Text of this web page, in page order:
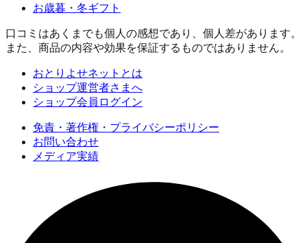
お歳暮・冬ギフト
口コミはあくまでも個人の感想であり、個人差があります。
また、商品の内容や効果を保証するものではありません。
おとりよせネットとは
ショップ運営者さまへ
ショップ会員ログイン
免責・著作権・プライバシーポリシー
お問い合わせ
メディア実績